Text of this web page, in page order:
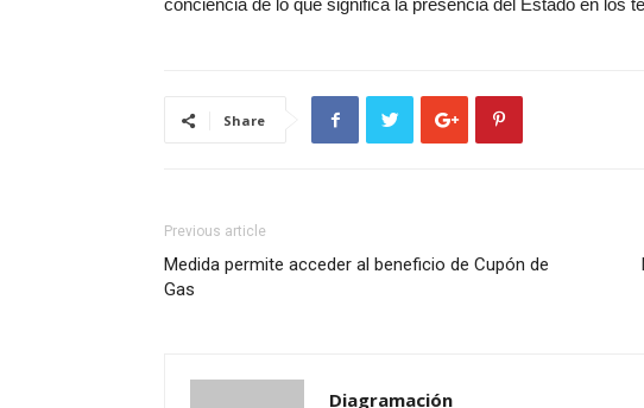
conciencia de lo que significa la presencia del Estado en los
Share
Previous article
Medida permite acceder al beneficio de Cupón de
Gas
Diagramación